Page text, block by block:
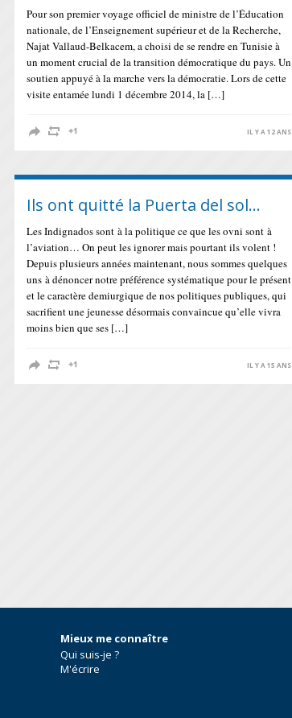
Pour son premier voyage officiel de ministre de l’Éducation
nationale, de l’Enseignement supérieur et de la Recherche,
Najat Vallaud-Belkacem, a choisi de se rendre en Tunisie à
un moment crucial de la transition démocratique du pays. Un
soutien appuyé à la marche vers la démocratie. Lors de cette
visite entamée lundi 1 décembre 2014, la […]
IL Y A 12 ANS
Ils ont quitté la Puerta del sol…
Les Indignados sont à la politique ce que les ovni sont à
l’aviation… On peut les ignorer mais pourtant ils volent !
Depuis plusieurs années maintenant, nous sommes quelques
uns à dénoncer notre préférence systématique pour le présent
et le caractère demiurgique de nos politiques publiques, qui
sacrifient une jeunesse désormais convaincue qu’elle vivra
moins bien que ses […]
IL Y A 15 ANS
Mieux me connaître
Qui suis-je ?
M'écrire